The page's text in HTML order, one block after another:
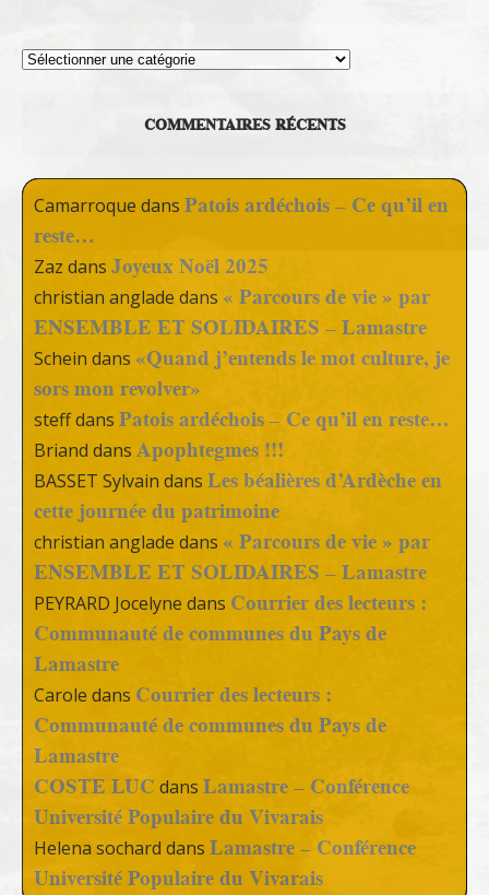
Thèmes
COMMENTAIRES RÉCENTS
Camarroque dans Patois ardéchois – Ce qu’il en
reste…
Zaz dans Joyeux Noël 2025
christian anglade dans « Parcours de vie » par
ENSEMBLE ET SOLIDAIRES – Lamastre
Schein dans «Quand j’entends le mot culture, je
sors mon revolver»
steffdans Patois ardéchois – Ce qu’il en reste…
Briand dans Apophtegmes !!!
BASSET Sylvain dans Les béalières d’Ardèche en
cette journée du patrimoine
christian anglade dans « Parcours de vie » par
ENSEMBLE ET SOLIDAIRES – Lamastre
PEYRARD Jocelyne dans Courrier des lecteurs :
Communauté de communes du Pays de
Lamastre
Carole dans Courrier des lecteurs :
Communauté de communes du Pays de
Lamastre
COSTE LUC dans Lamastre – Conférence
Université Populaire du Vivarais
Helena sochard dans Lamastre – Conférence
Université Populaire du Vivarais